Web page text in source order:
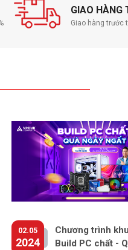
nhiệt VENTUS 2X với các
với đèn LED RGB tạo điểm
bộ máy đồ họa của bạn.
GIAO HÀNG
Giao hàng trước
02.05
2024
Chương trình
Build PC chất -